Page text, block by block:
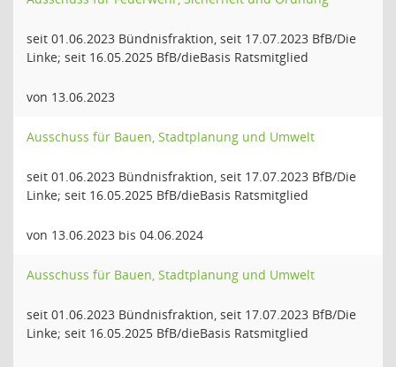
seit 01.06.2023 Bündnisfraktion, seit 17.07.2023 BfB/Die
Linke; seit 16.05.2025 BfB/dieBasis Ratsmitglied
von 13.06.2023
Ausschuss für Bauen, Stadtplanung und Umwelt
seit 01.06.2023 Bündnisfraktion, seit 17.07.2023 BfB/Die
Linke; seit 16.05.2025 BfB/dieBasis Ratsmitglied
von 13.06.2023 bis 04.06.2024
Ausschuss für Bauen, Stadtplanung und Umwelt
seit 01.06.2023 Bündnisfraktion, seit 17.07.2023 BfB/Die
Linke; seit 16.05.2025 BfB/dieBasis Ratsmitglied